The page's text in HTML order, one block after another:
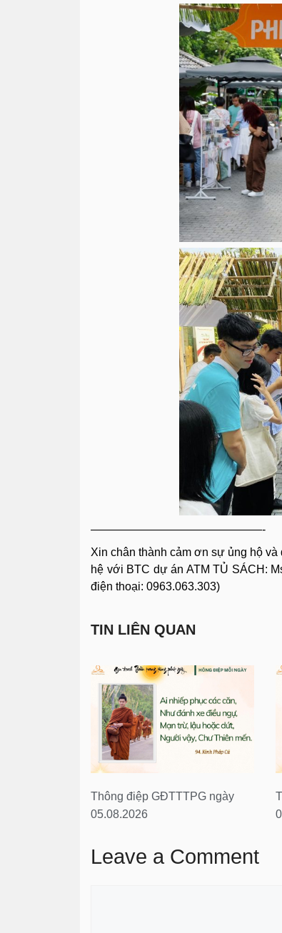
———————————————-
Xin chân thành cảm ơn sự ủng hộ
hệ với BTC dự án ATM TỦ SÁCH:
điện thoại: 0963.063.303)
TIN LIÊN QUAN
Thông điệp GĐTTTPG ngày
05.08.2026
Leave a Comment